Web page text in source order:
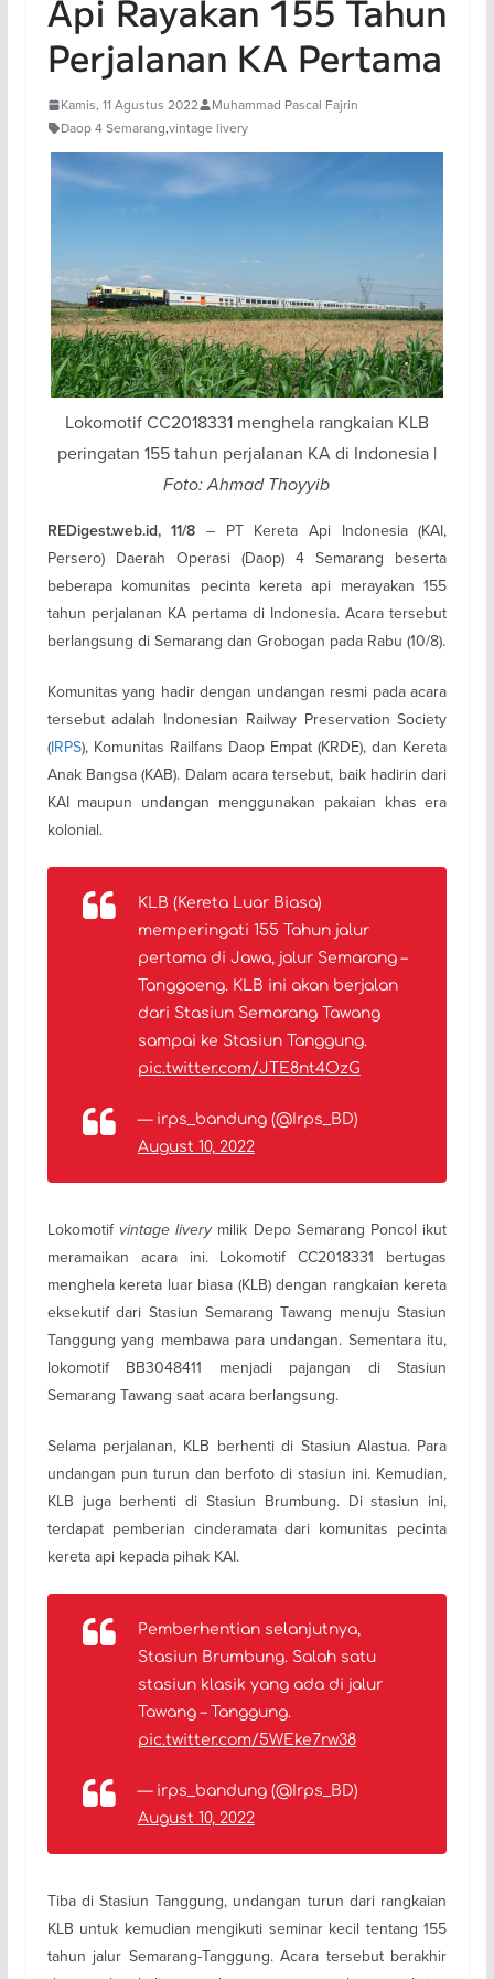
Api Rayakan 155 Tahun
Perjalanan KA Pertama
Kamis, 11 Agustus 2022
Muhammad Pascal Fajrin
Daop 4 Semarang,vintage livery
Lokomotif CC2018331 menghela rangkaian KLB
peringatan 155 tahun perjalanan KA di Indonesia |
Foto: Ahmad Thoyyib
REDigest.web.id, 11/8 – PT Kereta Api Indonesia (KAI,
Persero) Daerah Operasi (Daop) 4 Semarang beserta
beberapa komunitas pecinta kereta api merayakan 155
tahun perjalanan KA pertama di Indonesia. Acara tersebut
berlangsung di Semarang dan Grobogan pada Rabu (10/8).
Komunitas yang hadir dengan undangan resmi pada acara
tersebut adalah Indonesian Railway Preservation Society
(IRPS), Komunitas Railfans Daop Empat (KRDE), dan Kereta
Anak Bangsa (KAB). Dalam acara tersebut, baik hadirin dari
KAI maupun undangan menggunakan pakaian khas era
kolonial.
KLB (Kereta Luar Biasa)
memperingati 155 Tahun jalur
pertama di Jawa, jalur Semarang –
Tanggoeng. KLB ini akan berjalan
dari Stasiun Semarang Tawang
sampai ke Stasiun Tanggung.
pic.twitter.com/JTE8nt4OzG
— irps_bandung (@Irps_BD)
August 10, 2022
Lokomotif vintage liverymilik Depo Semarang Poncol ikut
meramaikan acara ini. Lokomotif CC2018331 bertugas
menghela kereta luar biasa (KLB) dengan rangkaian kereta
eksekutif dari Stasiun Semarang Tawang menuju Stasiun
Tanggung yang membawa para undangan. Sementara itu,
lokomotif BB3048411 menjadi pajangan di Stasiun
Semarang Tawang saat acara berlangsung.
Selama perjalanan, KLB berhenti di Stasiun Alastua. Para
undangan pun turun dan berfoto di stasiun ini. Kemudian,
KLB juga berhenti di Stasiun Brumbung. Di stasiun ini,
terdapat pemberian cinderamata dari komunitas pecinta
kereta api kepada pihak KAI.
Pemberhentian selanjutnya,
Stasiun Brumbung. Salah satu
stasiun klasik yang ada di jalur
Tawang – Tanggung.
pic.twitter.com/5WEke7rw38
— irps_bandung (@Irps_BD)
August 10, 2022
Tiba di Stasiun Tanggung, undangan turun dari rangkaian
KLB untuk kemudian mengikuti seminar kecil tentang 155
tahun jalur Semarang-Tanggung. Acara tersebut berakhir